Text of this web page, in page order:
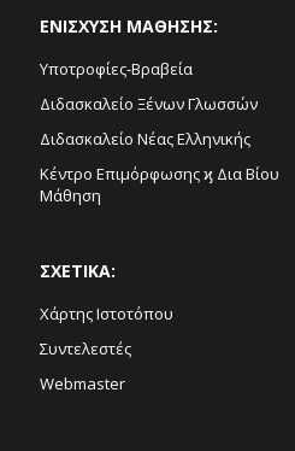
ΕΝΙΣΧΥΣΗ ΜΑΘΗΣΗΣ:
Υποτροφίες-Βραβεία
Διδασκαλείο Ξένων Γλωσσών
Διδασκαλείο Νέας Ελληνικής
Κέντρο Επιμόρφωσης ϗ Δια Βίου
Μάθηση
ΣΧΕΤΙΚΑ:
Χάρτης Ιστοτόπου
Συντελεστές
Webmaster